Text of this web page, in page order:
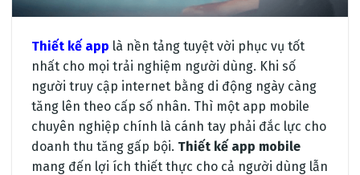
Thiết kế app là nền tảng tuyệt vời phục vụ tốt
nhất cho mọi trải nghiệm người dùng. Khi số
người truy cập internet bằng di động ngày càng
tăng lên theo cấp số nhân. Thì một app mobile
chuyên nghiệp chính là cánh tay phải đắc lực cho
doanh thu tăng gấp bội. Thiết kế app mobile
mang đến lợi ích thiết thực cho cả người dùng lẫn